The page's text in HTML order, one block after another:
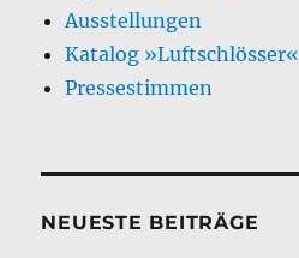
Ausstellungen
Katalog »Luftschlösser«
Pressestimmen
NEUESTE BEITRÄGE